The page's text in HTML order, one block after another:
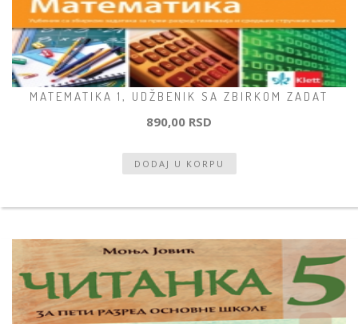
MATEMATIKA 1, UDŽBENIK SA ZBIRKOM ZADAT
890,00 RSD